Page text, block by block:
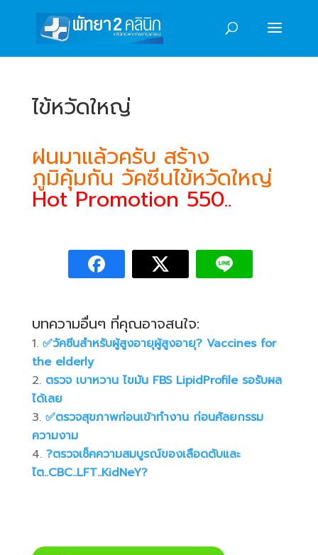
ไข้หวัดใหญ่
ฝนมาแล้วครับ สร้าง
ภูมิคุ้มกัน วัคซีนไข้หวัดใหญ่
Hot Promotion 550..
บทความอื่นๆ ที่คุณอาจสนใจ:
✅วัคซีนสำหรับผู้สูงอายุผู้สูงอายุ? Vaccines for
the elderly
ตรวจ เบาหวาน ไขมัน FBS LipidProfile รอรับผล
ได้เลย
✅️ตรวจสุขภาพก่อนเข้าทำงาน ก่อนศัลยกรรม
ความงาม
?ตรวจเช็คความสมบูรณ์ของเลือดตับและ
ไต..CBC..LFT..KidNeY?